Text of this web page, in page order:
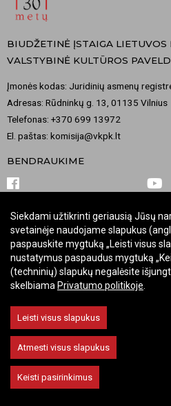
BIUDŽETINĖ ĮSTAIGA LIETUVOS
VALSTYBINĖ KULTŪROS
Įmonės kodas: Juridinių asmenų
Adresas: Rūdninkų g. 13, 01135 Vilnius
Telefonas: +370 699 13972
El. paštas: komisija@vkpk.lt
BENDRAUKIME
© 2026 Valstybinė kultūros paveldo
Keisti slapukų nustatymus
Siekdami užtikrinti geriausią Jūsų
svetainėje naudojame slapukus (angl.
paspauskite mygtuką „Leisti visus
nustatymus paspaudus mygtuką
(techninių) slapukų negalėsite
skelbiama Privatumo politikoje
Leisti visus slapukus
Atmesti visus slapukus
Keisti pasirinkimus